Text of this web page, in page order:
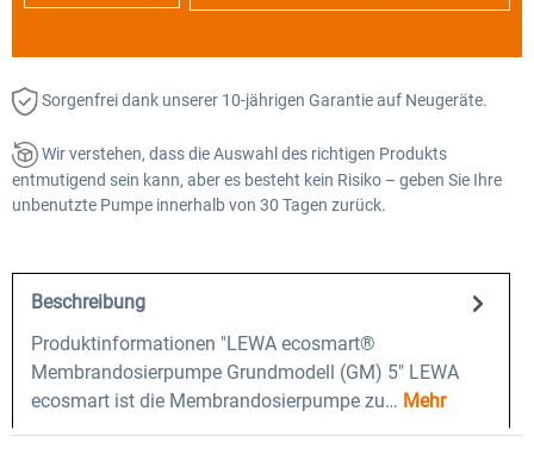
Sorgenfrei dank unserer 10-jährigen Garantie auf Neugeräte.
Wir verstehen, dass die Auswahl des richtigen Produkts
entmutigend sein kann, aber es besteht kein Risiko – geben Sie Ihre
unbenutzte Pumpe innerhalb von 30 Tagen zurück.
Beschreibung
Produktinformationen "LEWA ecosmart®
Membrandosierpumpe Grundmodell (GM) 5" LEWA
ecosmart ist die Membrandosierpumpe zu… Mehr